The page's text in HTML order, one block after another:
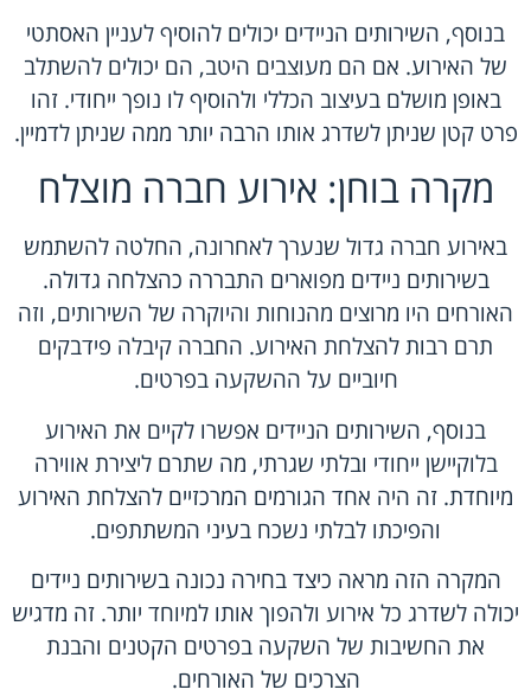
בנוסף, השירותים הניידים יכולים להוסיף לעניין האסתטי
של האירוע. אם הם מעוצבים היטב, הם יכולים להשתלב
באופן מושלם בעיצוב הכללי ולהוסיף לו נופך ייחודי. זהו
פרט קטן שניתן לשדרג אותו הרבה יותר ממה שניתן לדמיין.
מקרה בוחן: אירוע חברה מוצלח
באירוע חברה גדול שנערך לאחרונה, החלטה להשתמש
בשירותים ניידים מפוארים התבררה כהצלחה גדולה.
האורחים היו מרוצים מהנוחות והיוקרה של השירותים, וזה
תרם רבות להצלחת האירוע. החברה קיבלה פידבקים
חיוביים על ההשקעה בפרטים.
בנוסף, השירותים הניידים אפשרו לקיים את האירוע
בלוקיישן ייחודי ובלתי שגרתי, מה שתרם ליצירת אווירה
מיוחדת. זה היה אחד הגורמים המרכזיים להצלחת האירוע
והפיכתו לבלתי נשכח בעיני המשתתפים.
המקרה הזה מראה כיצד בחירה נכונה בשירותים ניידים
יכולה לשדרג כל אירוע ולהפוך אותו למיוחד יותר. זה מדגיש
את החשיבות של השקעה בפרטים הקטנים והבנת
הצרכים של האורחים.